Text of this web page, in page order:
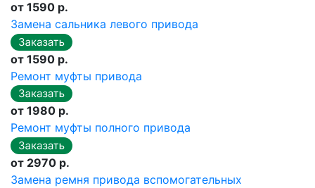
от 1590 р.
Замена сальника левого привода
от 1590 р.
Ремонт муфты привода
от 1980 р.
Ремонт муфты полного привода
от 2970 р.
Замена ремня привода вспомогательных